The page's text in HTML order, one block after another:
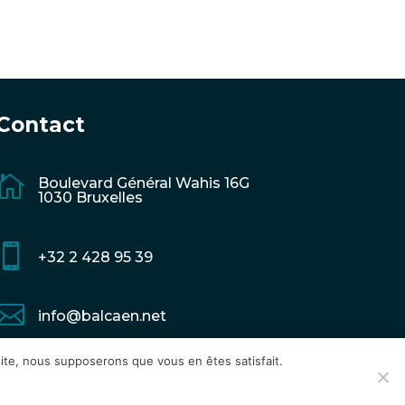
Boulevard Général Wahis 16G
1030 Bruxelles
 +32 2 428 95 39
info@balcaen.net
nous supposerons que vous en êtes satisfait.